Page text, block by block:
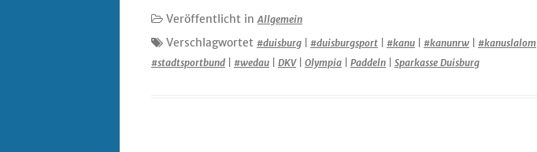
Veröffentlicht inAllgemein
Verschlagwortet #duisburg #duisburgsport #kanu #kanunrw #kanuslalom
#stadtsportbund
#wedau DKV| Olympia Paddeln Sparkasse Duisburg